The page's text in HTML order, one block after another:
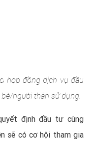
hợp đồng dịch vụ đầu
người thân sử dụng.
định đầu tư cùng
sẽ có cơ hội tham gia